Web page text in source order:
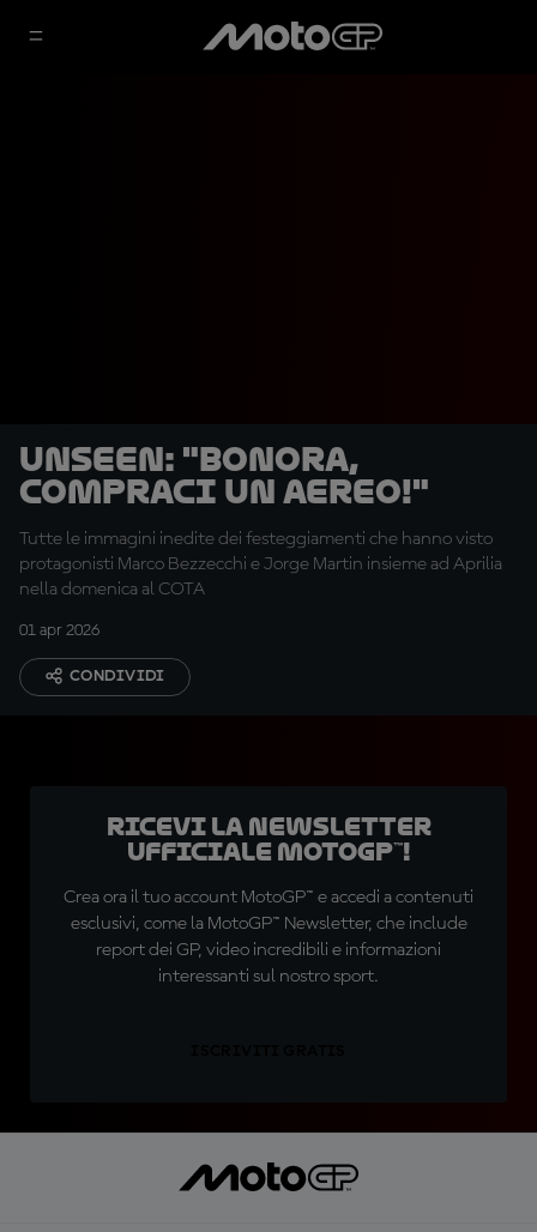
UNSEEN: "Bonora,
compraci un aereo!"
Tutte le immagini inedite dei festeggiamenti che hanno visto
protagonisti Marco Bezzecchi e Jorge Martin insieme ad Aprilia
nella domenica al COTA
01 apr 2026
CONDIVIDI
Ricevi la newsletter
ufficiale MotoGP™!
Crea ora il tuo account MotoGP™ e accedi a contenuti
esclusivi, come la MotoGP™ Newsletter, che include
report dei GP, video incredibili e informazioni
interessanti sul nostro sport.